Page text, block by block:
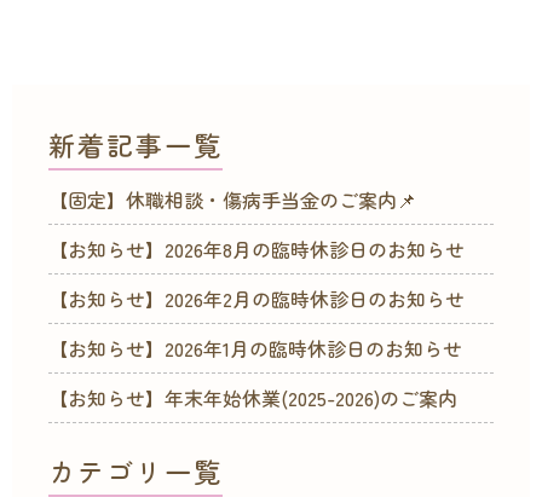
新着記事一覧
【固定】休職相談・傷病手当金のご案内📌
【お知らせ】2026年8月の臨時休診日のお知らせ
【お知らせ】2026年2月の臨時休診日のお知らせ
【お知らせ】2026年1月の臨時休診日のお知らせ
【お知らせ】年末年始休業(2025-2026)のご案内
カテゴリ一覧